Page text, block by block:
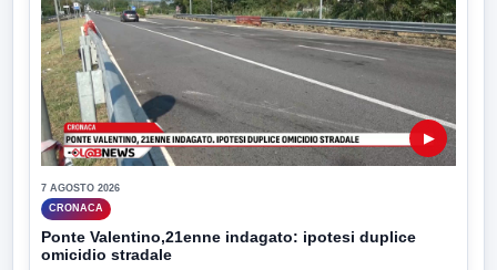
▶
7 AGOSTO 2026
CRONACA
Ponte Valentino,21enne indagato: ipotesi duplice
omicidio stradale